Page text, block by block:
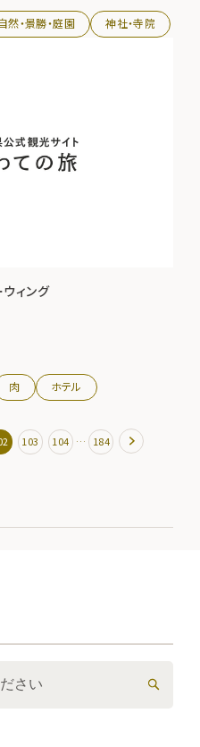
然・景勝・庭園 神社・寺院
ィング
肉 ホテル
103 104 … 184